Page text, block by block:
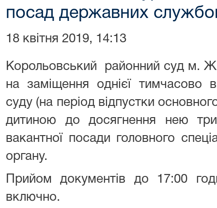
посад державних
18 квітня 2019, 14:13
Корольовський районний суд м.
на заміщення однієї тимчасово
суду (на період відпустки
дитиною до досягнення нею
вакантної посади головного
органу.
Прийом документів до 17:00
включно.